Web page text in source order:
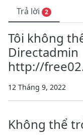
Trả lời
2
Tôi không
Directadmin
http://
12 Tháng 9, 2022
Không thể